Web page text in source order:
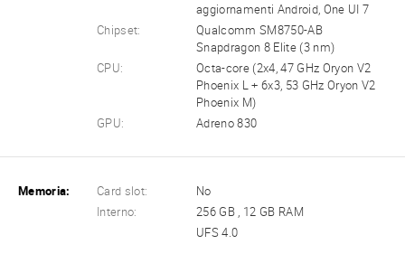
aggiornamenti Android, One UI 7
Chipset:
Qualcomm SM8750-AB
Snapdragon 8 Elite (3 nm)
CPU:
Octa-core (2x4, 47 GHz Oryon V2
Phoenix L + 6x3, 53 GHz Oryon V2
Phoenix M)
GPU:
Adreno 830
Memoria: Card slot:
No
Interno:
256 GB , 12 GB RAM
UFS 4.0